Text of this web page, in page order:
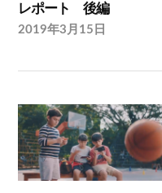
レポート 後編
2019年3月15日